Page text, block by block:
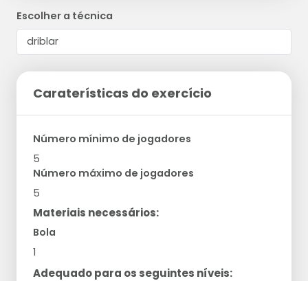
Escolher a técnica
Caraterísticas do exercício
Número mínimo de jogadores
5
Número máximo de jogadores
5
Materiais necessários:
Bola
1
Adequado para os seguintes níveis: